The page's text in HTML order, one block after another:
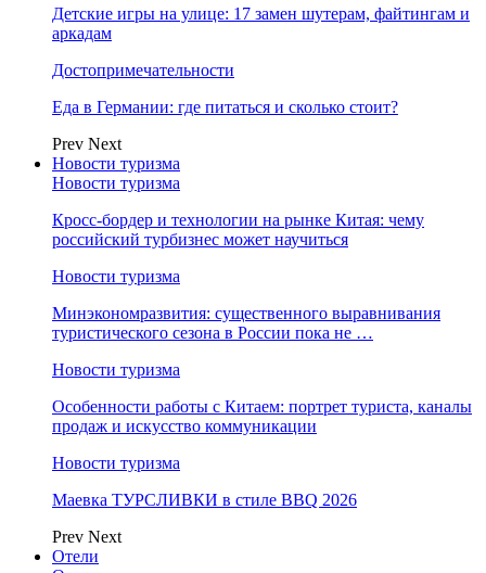
Детские игры на улице: 17 замен шутерам, файтингам и
аркадам
Достопримечательности
Еда в Германии: где питаться и сколько стоит?
Prev Next
Новости туризма
Новости туризма
Кросс-бордер и технологии на рынке Китая: чему
российский турбизнес может научиться
Новости туризма
Минэкономразвития: существенного выравнивания
туристического сезона в России пока не …
Новости туризма
Особенности работы с Китаем: портрет туриста, каналы
продаж и искусство коммуникации
Новости туризма
Маевка ТУРСЛИВКИ в стиле BBQ 2026
Prev Next
Отели